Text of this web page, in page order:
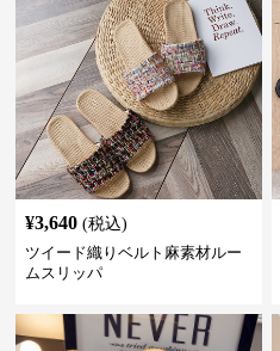
¥3,640 (税込)
ツイード織りベルト麻素材ルー
ムスリッパ